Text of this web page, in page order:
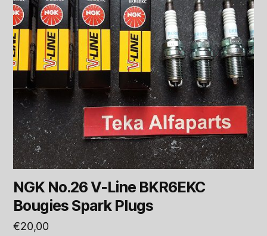
NGK No.26 V-Line BKR6EKC
Bougies Spark Plugs
€20,00